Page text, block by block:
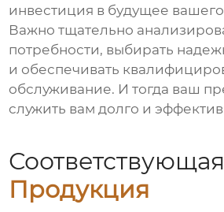
инвестиция в будущее
Важно тщательно
потребности, выбирать
и обеспечивать
обслуживание. И тогда ваш
служить вам долго и
Соответствующая
Продукция